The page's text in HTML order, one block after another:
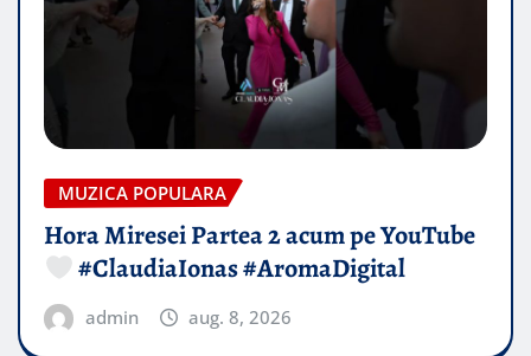
MUZICA POPULARA
Hora Miresei Partea 2 acum pe YouTube
#ClaudiaIonas #AromaDigital
admin aug. 8, 2026